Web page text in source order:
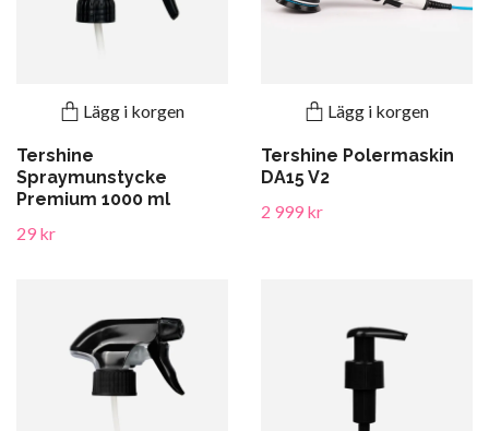
Lägg i korgen
Tershine
Spraymunstycke
Premium 1000 ml
29 kr
Lägg i korgen
Tershine Polermaskin
DA15 V2
2 999 kr